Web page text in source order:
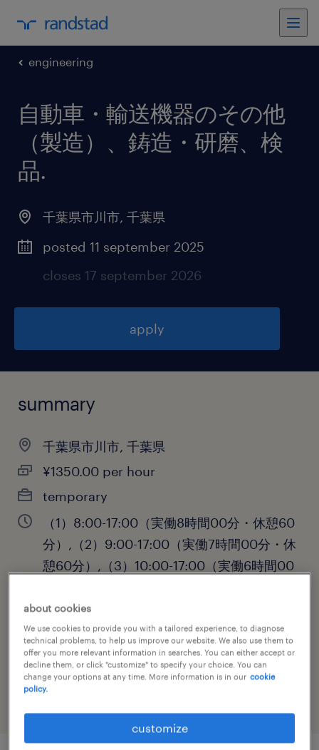
engineering
自動車・輸送機器のその他
（製造）、鋳造・研磨、検
品.
千葉県市川市, 千葉県
posted 11 september 2025
closes 17 september 2026
apply
summary
千葉県市川市, 千葉県
¥1350.00 per hour
temporary
（1）8:00-17:00（実働8時間00分・休憩60
分）,（2）9:00-17:00（実働7時間00分・休
憩60分）,（3）10:00-17:00（実働6時間00
job category
engineering
about cookies
We use cookies to provide you with a tailored experience, to diagnose
technical problems, to help us improve our website. We also use them to
offer you more relevant information in searches. You can either accept or
decline them, or click "customize" to specify your choice. You can
change your options at any time. More information is in our cookie
policy.
customize